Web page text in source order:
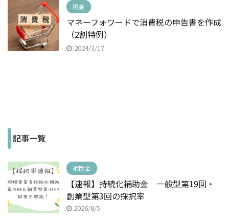
税金
マネーフォワードで消費税の申告書を作成
（2割特例）
2024/3/17
記事一覧
補助金
【速報】持続化補助金 一般型第19回・
創業型第3回の採択率
2026/8/5